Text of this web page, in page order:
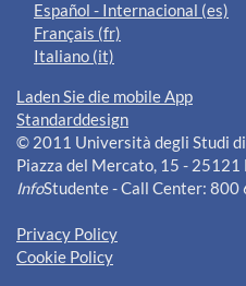
Español - Internacional ‎(es)‎
Français ‎(fr)‎
Italiano ‎(it)‎
Laden Sie die mobile App
Standarddesign
© 2011 Università degli Studi
Piazza del Mercato, 15 - 25121
InfoStudente - Call Center: 800
Privacy Policy
Cookie Policy